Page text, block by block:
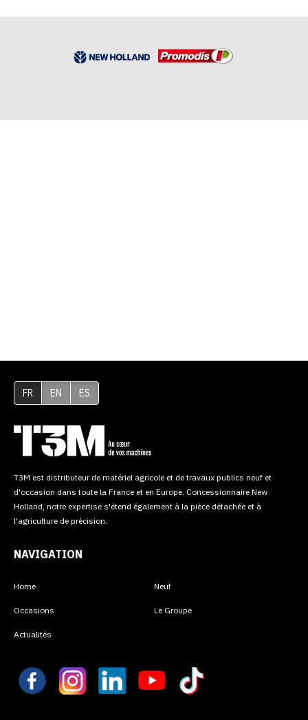
FR EN ES
T3M est distributeur de matériel agricole et de travaux publics neuf et
d'occasion dans toute la France et en Europe. Concessionnaire New
Holland, notre expertise s'étend également à la pièce détachée et à
l'agriculture de précision.
NAVIGATION
Home Neuf
Occasions Le Groupe
Actualités